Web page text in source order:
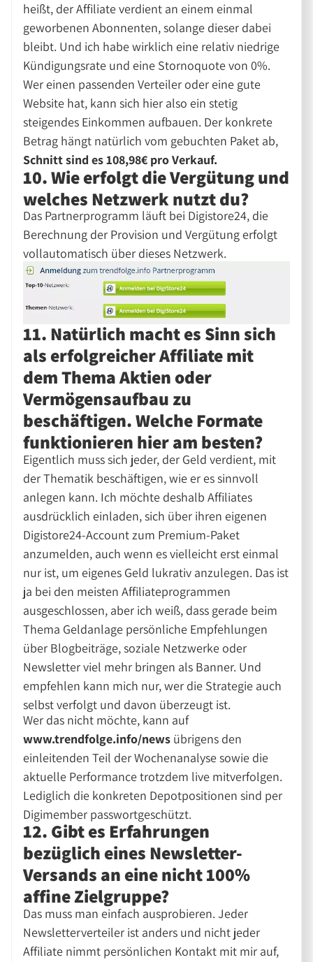
heißt, der Affiliate verdient an einem einmal
geworbenen Abonnenten, solange dieser dabei
bleibt. Und ich habe wirklich eine relativ niedrige
Kündigungsrate und eine Stornoquote von 0%.
Wer einen passenden Verteiler oder eine gute
Website hat, kann sich hier also ein stetig
steigendes Einkommen aufbauen. Der konkrete
Betrag hängt natürlich vom gebuchten Paket ab,
Schnitt sind es 108,98€ pro Verkauf.
10. Wie erfolgt die Vergütung und
welches Netzwerk nutzt du?
Das Partnerprogramm läuft bei Digistore24, die
Berechnung der Provision und Vergütung erfolgt
vollautomatisch über dieses Netzwerk.
11. Natürlich macht es Sinn sich
als erfolgreicher Affiliate mit
dem Thema Aktien oder
Vermögensaufbau zu
beschäftigen. Welche Formate
funktionieren hier am besten?
Eigentlich muss sich jeder, der Geld verdient, mit
der Thematik beschäftigen, wie er es sinnvoll
anlegen kann. Ich möchte deshalb Affiliates
ausdrücklich einladen, sich über ihren eigenen
Digistore24-Account zum Premium-Paket
anzumelden, auch wenn es vielleicht erst einmal
nur ist, um eigenes Geld lukrativ anzulegen. Das ist
ja bei den meisten Affiliateprogrammen
ausgeschlossen, aber ich weiß, dass gerade beim
Thema Geldanlage persönliche Empfehlungen
über Blogbeiträge, soziale Netzwerke oder
Newsletter viel mehr bringen als Banner. Und
empfehlen kann mich nur, wer die Strategie auch
selbst verfolgt und davon überzeugt ist.
Wer das nicht möchte, kann auf
www.trendfolge.info/news übrigens den
einleitenden Teil der Wochenanalyse sowie die
aktuelle Performance trotzdem live mitverfolgen.
Lediglich die konkreten Depotpositionen sind per
Digimember passwortgeschützt.
12. Gibt es Erfahrungen
bezüglich eines Newsletter-
Versands an eine nicht 100%
affine Zielgruppe?
Das muss man einfach ausprobieren. Jeder
Newsletterverteiler ist anders und nicht jeder
Affiliate nimmt persönlichen Kontakt mit mir auf,